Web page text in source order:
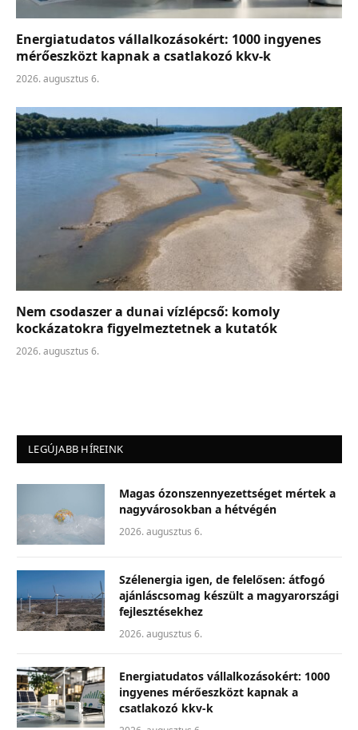
Energiatudatos vállalkozásokért: 1000 ingyenes
mérőeszközt kapnak a csatlakozó kkv-k
2026. augusztus 6.
Nem csodaszer a dunai vízlépcső: komoly
kockázatokra figyelmeztetnek a kutatók
2026. augusztus 6.
LEGÚJABB HÍREINK
Magas ózonszennyezettséget mértek a
nagyvárosokban a hétvégén
2026. augusztus 6.
Szélenergia igen, de felelősen: átfogó
ajánláscsomag készült a magyarországi
fejlesztésekhez
2026. augusztus 6.
Energiatudatos vállalkozásokért: 1000
ingyenes mérőeszközt kapnak a
csatlakozó kkv-k